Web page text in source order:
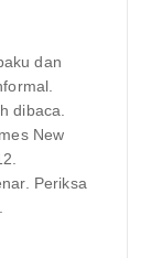
dan
dibaca.
New
Periksa